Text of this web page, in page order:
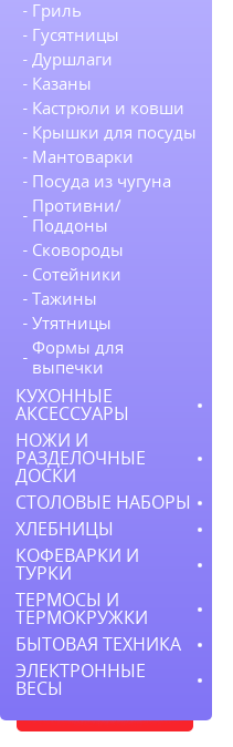
Гриль
Гусятницы
Дуршлаги
Казаны
Кастрюли и ковши
Крышки для посуды
Мантоварки
Посуда из чугуна
Противни/
Поддоны
Сковороды
Сотейники
Тажины
Утятницы
Формы для
выпечки
КУХОННЫЕ
АКСЕССУАРЫ
НОЖИ И
РАЗДЕЛОЧНЫЕ
ДОСКИ
СТОЛОВЫЕ НАБОРЫ
ХЛЕБНИЦЫ
КОФЕВАРКИ И
ТУРКИ
ТЕРМОСЫ И
ТЕРМОКРУЖКИ
БЫТОВАЯ ТЕХНИКА
ЭЛЕКТРОННЫЕ
ВЕСЫ